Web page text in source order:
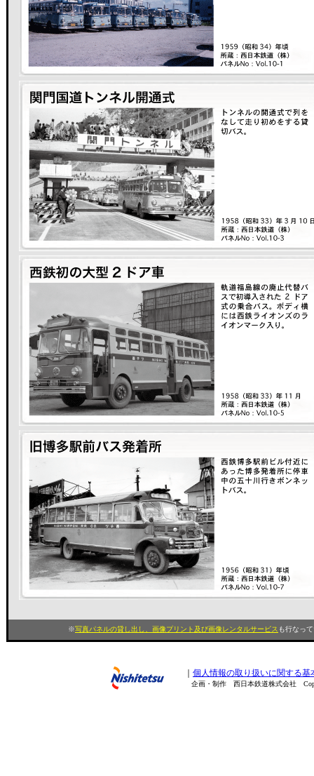
※写真パネルの貸し出し、画像プリント及び画像レンタルサービス も行なっ
個人情報の取り扱いに関する基
企画・制作 西日本鉄道株式会社